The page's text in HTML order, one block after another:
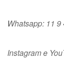
Whatsapp: 11
Instagram e